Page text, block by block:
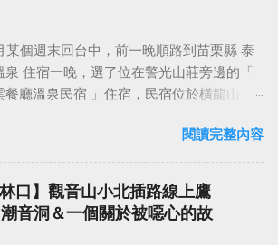
巷口登山口。沿著樟公巷右轉進去，順著
往上開可抵達 樟公廟 （快要上到廟前的道
陡且窄） ，這裡有停車場跟廁所，如果是
這裡距離可以看夕陽夜景的「 尖後土地公
斟酌。如果是從樟公廟步行起登，大約半
就可以登頂，一路幾乎都是走水泥產業道
丹霞地貌 ，億萬年大自然的鬼斧神工，形成
水丹峰的美景，共有36峰布列在武夷溪兩
溪水清碧，浪環九曲，乘竹筏游溪，可兼
水之勝。1999年武夷山被聯合國教科文組
准列入《 世界遺產名錄 》，成為世界文化
碧水之間，住於幔亭峰下，茹芝飲瀑，遁
生， 教人開墾荒地，種植糧食棉花、花
南）、 中嶽嵩山 並稱為 中國五嶽 。自古
，以東為尊，而泰山在東，因此被歷代封
王選為仰天功之巍巍而封禪祭祀的地方。
戶曉的名詞，五個方位，五處山巒，承載
僅僅是一方美景，更是五處古人的哲思，
地山河用這五個地方所代表，四方山河有
依，神州有了倚靠，而儘管它在風景上或
某個週末回台中，前一晚順路到苗栗縣 泰
泉 住宿一晚，選了位在警光山莊旁邊的「
餐廳溫泉民宿 」住宿，民宿位於橫龍山、
泰安警光山莊 」，而警光山莊是泰安溫泉的
，所以這裡的溫泉可以說是相當純正的。
餐廳溫泉民宿 的客房乾凈整齊，每個房間
對汶水溪，早上可以一邊泡湯一邊欣賞美
溪谷風光和山景。 民宿採客房內泡溫泉，
閱讀完整內容
口】觀音山小北插路線上鷹
音洞＆一個關於被噁心的故